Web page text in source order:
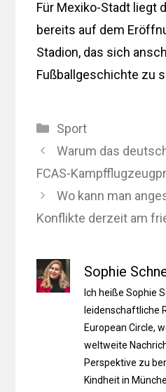
Für Mexiko-Stadt liegt
bereits auf dem
Stadion, das sich
Fußballgeschichte zu
Kategorien
Sport
Warum das
FCAS-
Wo kann man
Konflikte derzeit am
Sophie
Ich heiße Sophie
leidenschaftliche
European Circle,
weltweite
Perspektive zu
Kindheit in